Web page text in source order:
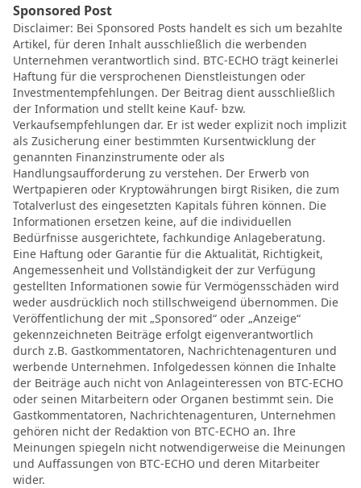
Sponsored Post
Disclaimer: Bei Sponsored Posts handelt es sich um bezahlte
Artikel, für deren Inhalt ausschließlich die werbenden
Unternehmen verantwortlich sind. BTC-ECHO trägt keinerlei
Haftung für die versprochenen Dienstleistungen oder
Investmentempfehlungen. Der Beitrag dient ausschließlich
der Information und stellt keine Kauf- bzw.
Verkaufsempfehlungen dar. Er ist weder explizit noch implizit
als Zusicherung einer bestimmten Kursentwicklung der
genannten Finanzinstrumente oder als
Handlungsaufforderung zu verstehen. Der Erwerb von
Wertpapieren oder Kryptowährungen birgt Risiken, die zum
Totalverlust des eingesetzten Kapitals führen können. Die
Informationen ersetzen keine, auf die individuellen
Bedürfnisse ausgerichtete, fachkundige Anlageberatung.
Eine Haftung oder Garantie für die Aktualität, Richtigkeit,
Angemessenheit und Vollständigkeit der zur Verfügung
gestellten Informationen sowie für Vermögensschäden wird
weder ausdrücklich noch stillschweigend übernommen. Die
Veröffentlichung der mit „Sponsored“ oder „Anzeige“
gekennzeichneten Beiträge erfolgt eigenverantwortlich
durch z.B. Gastkommentatoren, Nachrichtenagenturen und
werbende Unternehmen. Infolgedessen können die Inhalte
der Beiträge auch nicht von Anlageinteressen von BTC-ECHO
oder seinen Mitarbeitern oder Organen bestimmt sein. Die
Gastkommentatoren, Nachrichtenagenturen, Unternehmen
gehören nicht der Redaktion von BTC-ECHO an. Ihre
Meinungen spiegeln nicht notwendigerweise die Meinungen
und Auffassungen von BTC-ECHO und deren Mitarbeiter
wider.